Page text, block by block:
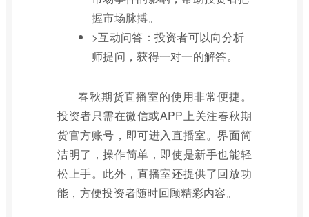
握市场脉搏。
>互动问答：投资者可以向分析
师提问，获得一对一的解答。
春秋期货直播室的使用非常便捷。
投资者只需在微信或APP上关注春秋期
货官方账号，即可进入直播室。界面简
洁明了，操作简单，即使是新手也能轻
松上手。此外，直播室还提供了回放功
能，方便投资者随时回顾精彩内容。